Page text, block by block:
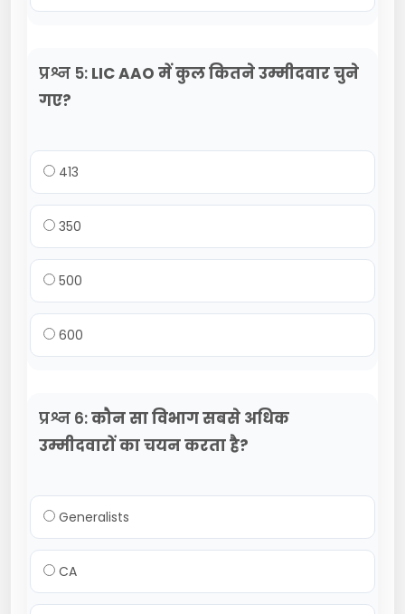
प्रश्न 5: LIC AAO में कुल कितने उम्मीदवार चुने
गए?
413
350
500
600
प्रश्न 6:कौन सा विभाग सबसे अधिक
उम्मीदवारों का चयन करता है?
Generalists
CA